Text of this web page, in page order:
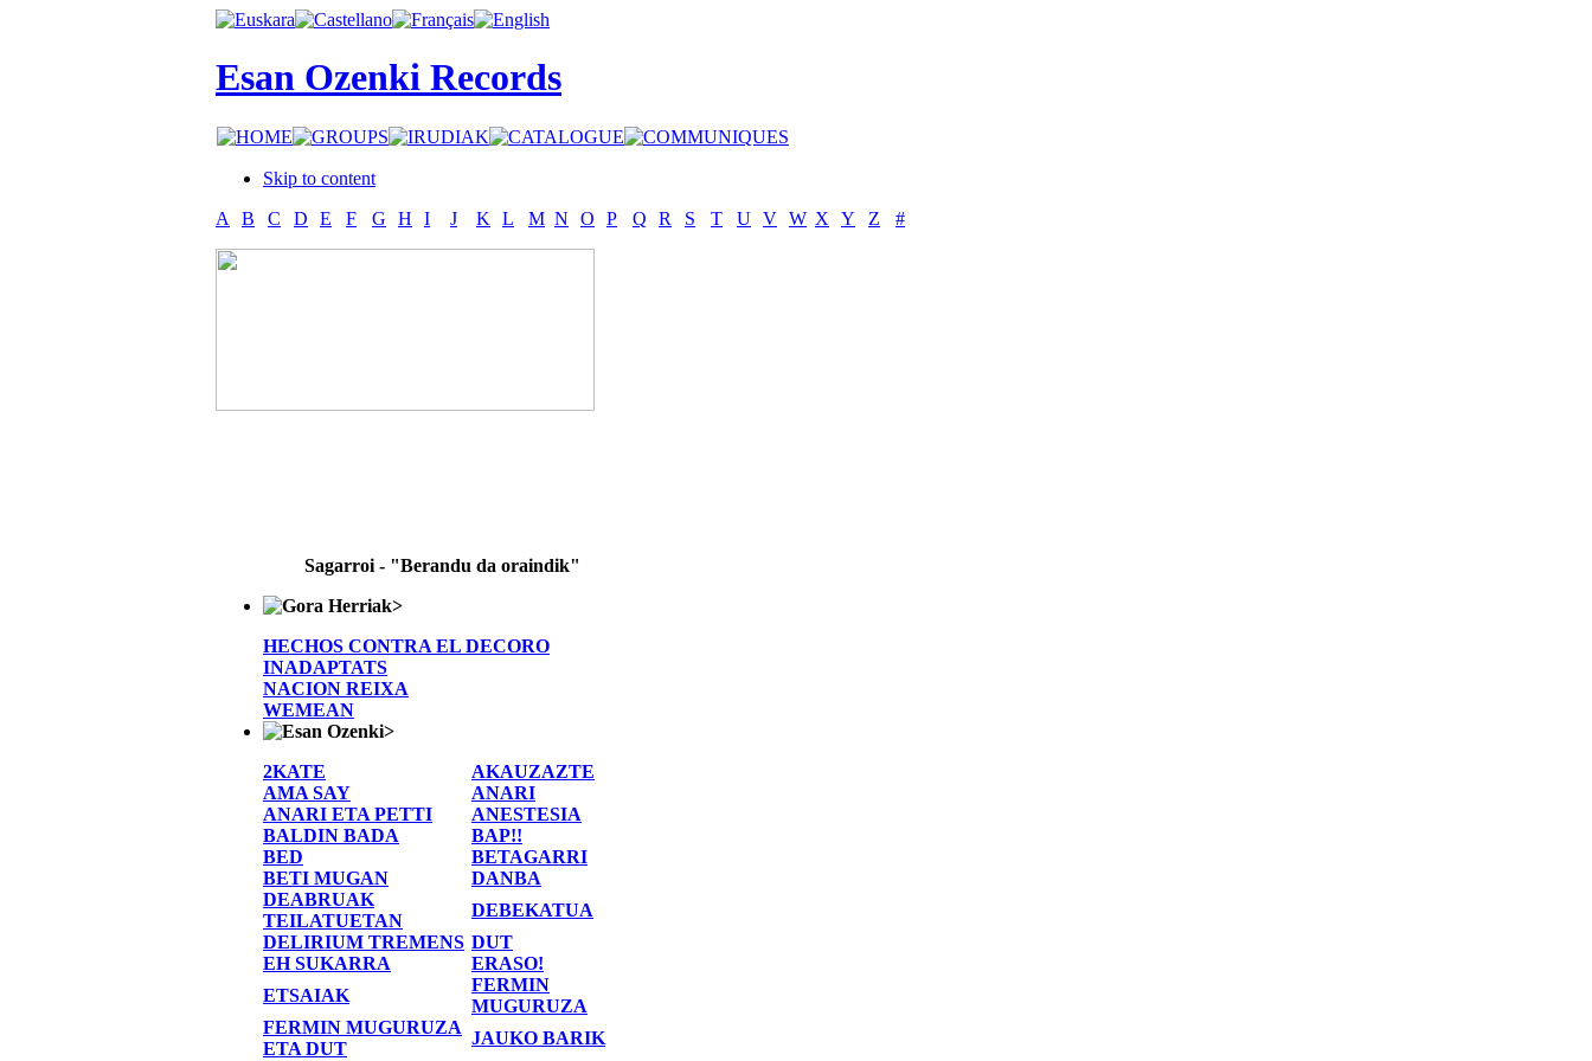
Esan Ozenki Records
Skip to content
A
B C D E F G H I J K L M N O P Q R S T U V W X Y Z #
Sagarroi - "Berandu da oraindik"
>
HECHOS CONTRA EL DECORO
INADAPTATS
NACION REIXA
WEMEAN
>
2KATE
AKAUZAZTE
AMA SAY
ANARI
ANARI ETA PETTI
ANESTESIA
BALDIN BADA
BAP!!
BED
BETAGARRI
BETI MUGAN
DANBA
DEABRUAK
TEILATUETAN
DEBEKATUA
DELIRIUM TREMENS DUT
EH SUKARRA
ERASO!
ETSAIAK
FERMIN
MUGURUZA
FERMIN MUGURUZA
ETA DUT
JAUKO BARIK